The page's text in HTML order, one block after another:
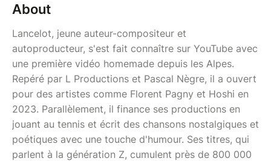
About
Lancelot, jeune auteur-compositeur et
autoproducteur, s'est fait connaître sur YouTube avec
une première vidéo homemade depuis les Alpes.
Repéré par L Productions et Pascal Nègre, il a ouvert
pour des artistes comme Florent Pagny et Hoshi en
2023. Parallèlement, il finance ses productions en
jouant au tennis et écrit des chansons nostalgiques et
poétiques avec une touche d'humour. Ses titres, qui
parlent à la génération Z, cumulent près de 800 000